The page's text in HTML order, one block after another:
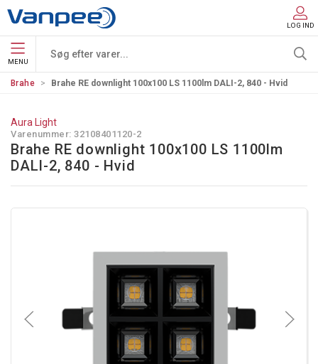
LOG IND
MENU
Brahe Brahe RE downlight 100x100 LS 1100lm DALI-2, 840 - Hvid
Aura Light
Varenummer:32108401120-2
Brahe RE downlight 100x100 LS 1100lm
DALI-2, 840 - Hvid